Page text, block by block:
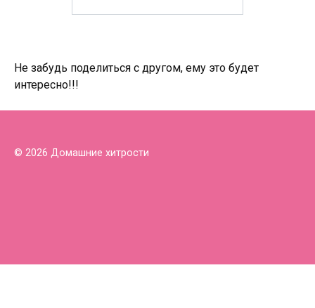
Не забудь поделиться с другом, ему это будет
интересно!!!
© 2026 Домашние хитрости